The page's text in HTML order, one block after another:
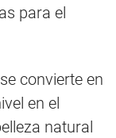
para el
convierte en
en el
natural